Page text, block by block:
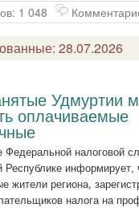
1 048
28.07.2026
Удмуртии
оплачиваемые
Федеральной налоговой
Республике информирует,
жители региона,
налога на